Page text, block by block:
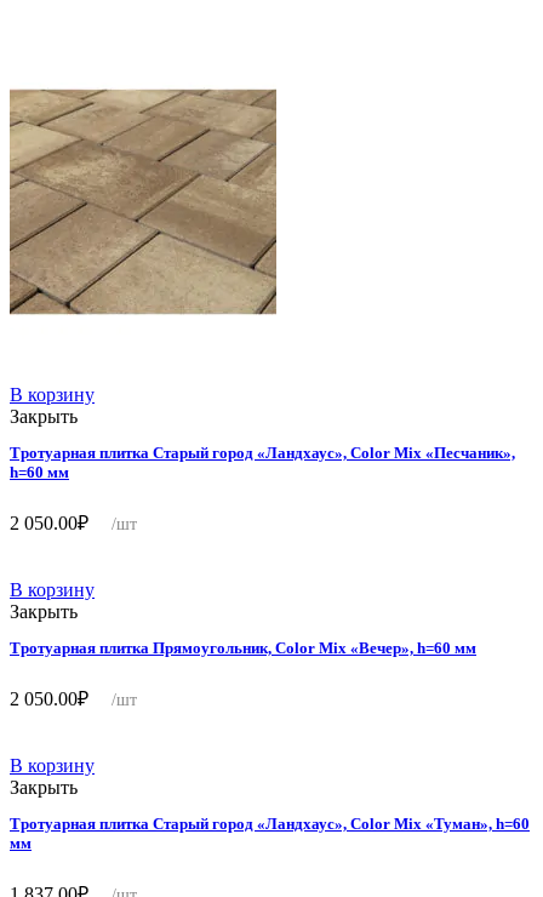
В корзину
Закрыть
Тротуарная плитка Старый город «Ландхаус», Color Mix «Песчаник»,
h=60 мм
2 050.00₽ /шт
В корзину
Закрыть
Тротуарная плитка Прямоугольник, Color Mix «Вечер», h=60 мм
2 050.00₽ /шт
В корзину
Закрыть
Тротуарная плитка Старый город «Ландхаус», Color Mix «Туман», h=60
мм